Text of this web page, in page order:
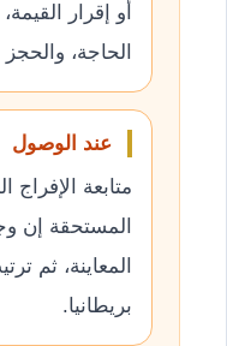
أو إقرار
الحاجة،
عند الوصول
متابعة
المستحقة إن
المعاينة، ثم
بريطانيا.